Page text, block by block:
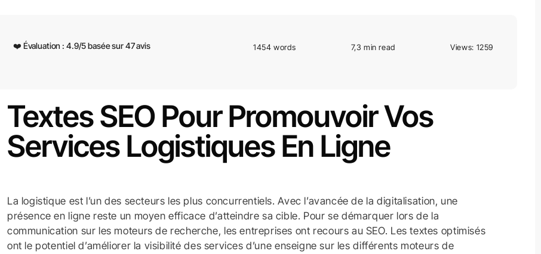
❤️ Évaluation : 4.9/5basée sur47avis 1454 words 7,3 min read Views: 1259
Textes SEO Pour Promouvoir Vos
Services Logistiques En Ligne
La logistique est l’un des secteurs les plus concurrentiels. Avec l’avancée de la digitalisation, une
présence en ligne reste un moyen efficace d’atteindre sa cible. Pour se démarquer lors de la
communication sur les moteurs de recherche, les entreprises ont recours au SEO. Les textes optimisés
ont le potentiel d’améliorer la visibilité des services d’une enseigne sur les différents moteurs de